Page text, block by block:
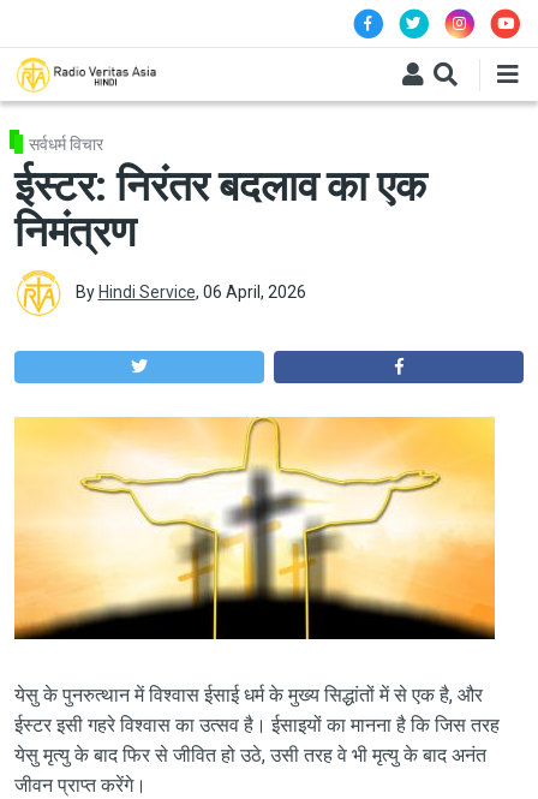
सर्वधर्म विचार
ईस्टर: निरंतर बदलाव का एक
निमंत्रण
By Hindi Service, 06 April, 2026
येसु के पुनरुत्थान में विश्वास ईसाई धर्म के मुख्य सिद्धांतों में से एक है, और
ईस्टर इसी गहरे विश्वास का उत्सव है। ईसाइयों का मानना ​​है कि जिस तरह
येसु मृत्यु के बाद फिर से जीवित हो उठे, उसी तरह वे भी मृत्यु के बाद अनंत
जीवन प्राप्त करेंगे।